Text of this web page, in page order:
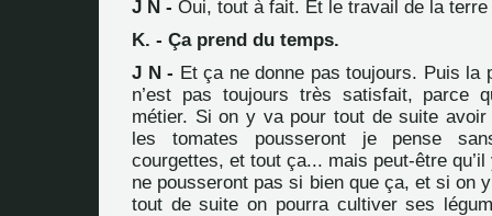
J N - Oui, tout à fait. Et le travail de la
K. - Ça prend du temps.
J N - Et ça ne donne pas toujours. Puis la
n’est pas toujours très satisfait, parce
métier. Si on y va pour tout de suite
les tomates pousseront je pense
courgettes, et tout ça... mais peut-être
ne pousseront pas si bien que ça, et si on
tout de suite on pourra cultiver ses